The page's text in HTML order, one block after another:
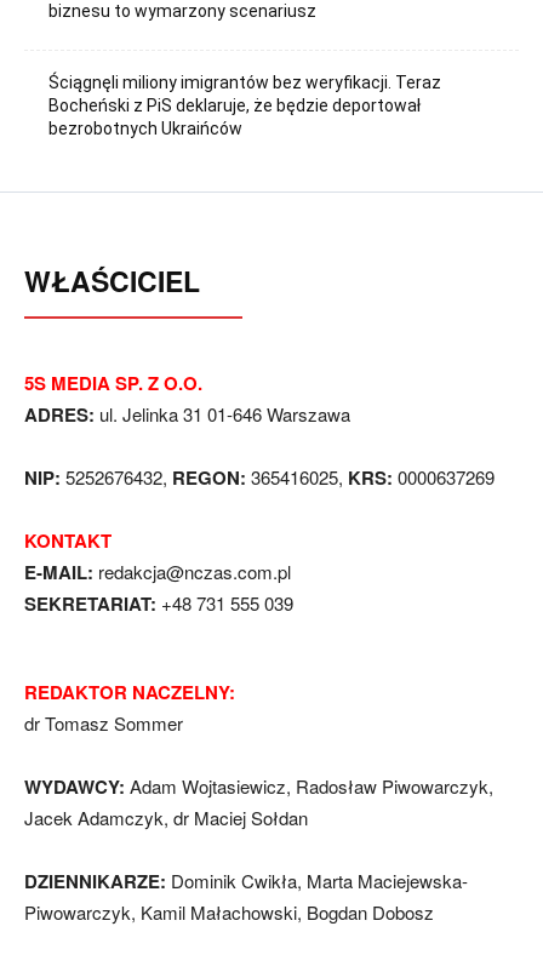
biznesu to wymarzony scenariusz
Ściągnęli miliony imigrantów bez weryfikacji. Teraz
Bocheński z PiS deklaruje, że będzie deportował
bezrobotnych Ukraińców
WŁAŚCICIEL
5S MEDIA SP. Z O.O.
ADRES: ul. Jelinka 31 01-646 Warszawa
NIP: 5252676432, REGON: 365416025, KRS: 0000637269
KONTAKT
E-MAIL: redakcja@nczas.com.pl
SEKRETARIAT: +48 731 555 039
REDAKTOR NACZELNY:
dr Tomasz Sommer
WYDAWCY: Adam Wojtasiewicz, Radosław Piwowarczyk,
Jacek Adamczyk, dr Maciej Sołdan
DZIENNIKARZE: Dominik Cwikła, Marta Maciejewska-
Piwowarczyk, Kamil Małachowski, Bogdan Dobosz